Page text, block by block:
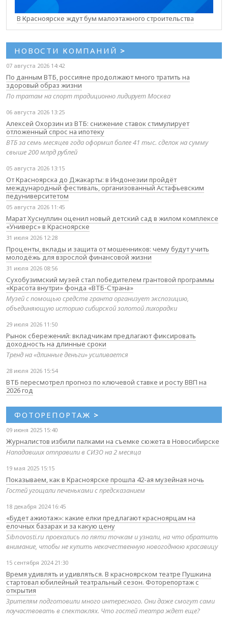
В Красноярске ждут бум малоэтажного строительства
НОВОСТИ КОМПАНИЙ >
07 августа 2026 14:42
По данным ВТБ, россияне продолжают много тратить на
здоровый образ жизни
По тратам на спорт традиционно лидирует Москва
06 августа 2026 13:25
Алексей Охорзин из ВТБ: снижение ставок стимулирует
отложенный спрос на ипотеку
ВТБ за семь месяцев года оформил более 41 тыс. сделок на сумму
свыше 200 млрд рублей
05 августа 2026 13:15
От Красноярска до Джакарты: в Индонезии пройдёт
международный фестиваль, организованный Астафьевским
педуниверситетом
05 августа 2026 11:45
Марат Хуснуллин оценил новый детский сад в жилом комплексе
«Универс» в Красноярске
31 июля 2026 12:28
Проценты, вклады и защита от мошенников: чему будут учить
молодёжь для взрослой финансовой жизни
31 июля 2026 08:56
Сухобузимский музей стал победителем грантовой программы
«Красота внутри» фонда «ВТБ-Страна»
Музей с помощью средств гранта организует экспозицию,
объединяющую историю сибирской золотой лихорадки
29 июля 2026 11:50
Рынок сбережений: вкладчикам предлагают фиксировать
доходность на длинные сроки
Тренд на «длинные деньги» усиливается
28 июля 2026 15:54
ВТБ пересмотрел прогноз по ключевой ставке и росту ВВП на
2026 год
ФОТОРЕПОРТАЖ >
09 июня 2025 15:40
Журналистов избили палками на съемке сюжета в Новосибирске
Нападавших отправили в СИЗО на 2 месяца
19 мая 2025 15:15
Показываем, как в Красноярске прошла 42-ая музейная ночь
Гостей угощали печеньками с предсказанием
18 декабря 2024 16:45
«Будет ажиотаж»: какие елки предлагают красноярцам на
елочных базарах и за какую цену
Sibnovosti.ru проехались по пяти точкам и узнали, на что обратить
внимание, чтобы не купить некачественную новогоднюю красавицу
15 сентября 2024 21:30
Время удивлять и удивляться. В красноярском театре Пушкина
стартовал юбилейный театральный сезон. Фоторепортаж с
открытия
Зрителям подготовили много интересного. Они даже смогут сами
поучаствовать в спектаклях. Что гостей театра ждет еще?